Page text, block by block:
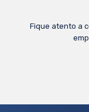
Fique atento a